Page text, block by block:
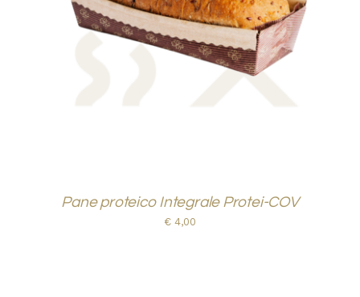
AGGIUNGI AL CARRELLO
/
DETTAGLI
Pane proteico Integrale Protei-COV
€ 4,00